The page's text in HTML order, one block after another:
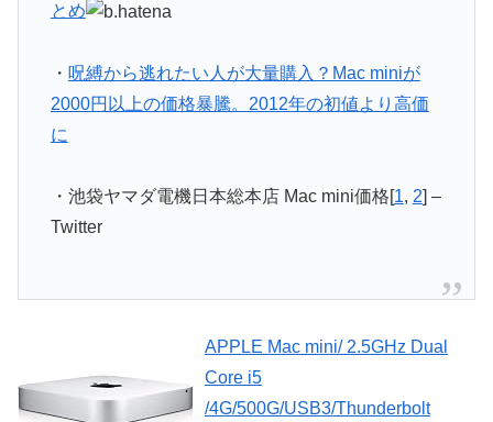
とめ
・ 呪縛から逃れたい人が大量購入？Mac miniが
2000円以上の価格暴騰。2012年の初値より高価
に
・池袋ヤマダ電機日本総本店 Mac mini価格[1, 2] –
Twitter
APPLE Mac mini/ 2.5GHz Dual
Core i5
/4G/500G/USB3/Thunderbolt